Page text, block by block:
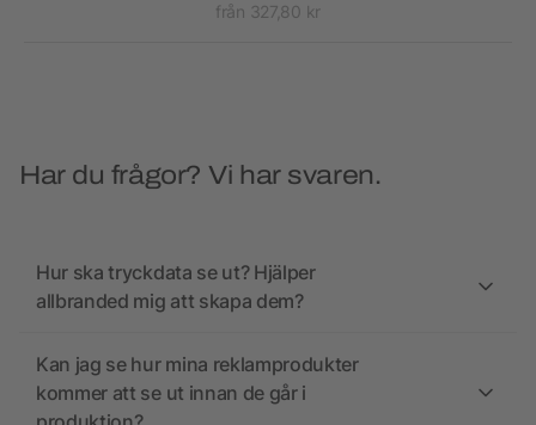
från 327,80 kr
Har du frågor? Vi har svaren.
Hur ska tryckdata se ut? Hjälper
allbranded mig att skapa dem?
Kan jag se hur mina reklamprodukter
kommer att se ut innan de går i